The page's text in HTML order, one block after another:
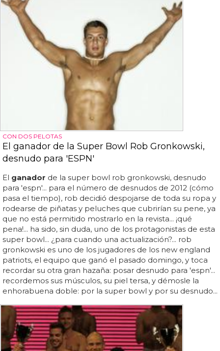
CON DOS PELOTAS
El ganador de la Super Bowl Rob Gronkowski,
desnudo para 'ESPN'
El ganador de la super bowl rob gronkowski, desnudo
para 'espn'... para el número de desnudos de 2012 (cómo
pasa el tiempo), rob decidió despojarse de toda su ropa y
rodearse de piñatas y peluches que cubrirían su pene, ya
que no está permitido mostrarlo en la revista... ¡qué
pena!... ha sido, sin duda, uno de los protagonistas de esta
super bowl... ¿para cuando una actualización?... rob
gronkowski es uno de los jugadores de los new england
patriots, el equipo que ganó el pasado domingo, y toca
recordar su otra gran hazaña: posar desnudo para 'espn'...
recordemos sus músculos, su piel tersa, y démosle la
enhorabuena doble: por la super bowl y por su desnudo...